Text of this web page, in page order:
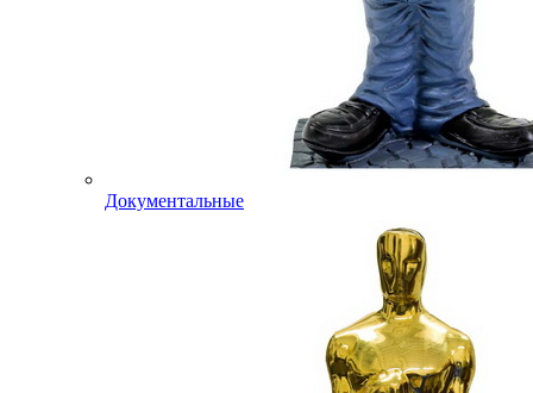
Документальные